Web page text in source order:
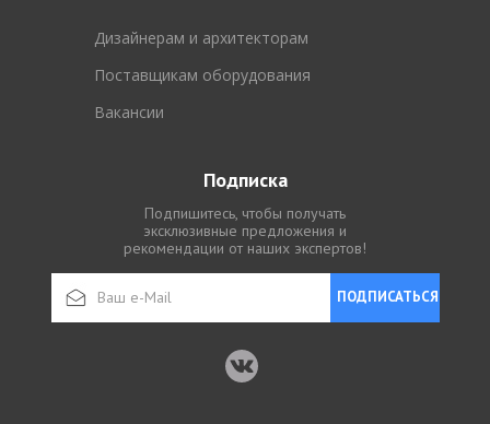
Дизайнерам и архитекторам
Поставщикам оборудования
Вакансии
Подписка
Подпишитесь, чтобы получать
эксклюзивные предложения и
рекомендации от наших экспертов!
ПОДПИСАТЬСЯ